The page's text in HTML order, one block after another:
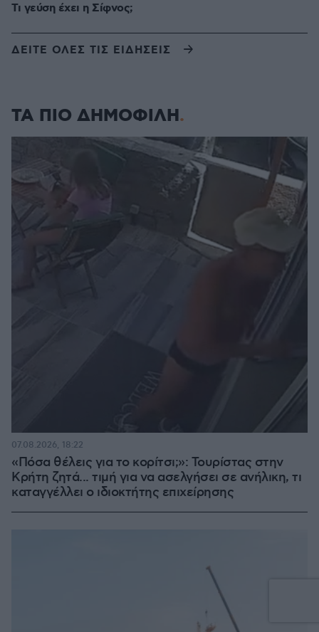
Τι γεύση έχει η Σίφνος;
ΔΕΙΤΕ ΟΛΕΣ ΤΙΣ ΕΙΔΗΣΕΙΣ
ΤΑ ΠΙΟ ΔΗΜΟΦΙΛΗ
«Πόσα θέλεις για το κορίτσι;»: Τουρίστας στην
Κρήτη ζητά... τιμή για να ασελγήσει σε ανήλικη, τι
καταγγέλλει ο ιδιοκτήτης επιχείρησης
07.08.2026, 18:22